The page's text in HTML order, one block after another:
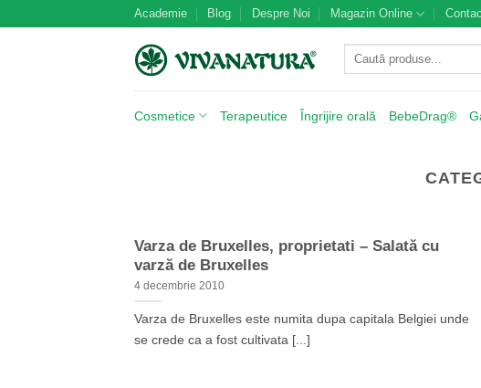
Academie Blog Despre Noi Magazin Online
Caută
Cosmetice Terapeutice Îngrijire orală BebeDrag®
Varza de Bruxelles, proprietati – Salată cu
varză de Bruxelles
4 decembrie 2010
Varza de Bruxelles este numita dupa capitala Belgiei unde
se crede ca a fost cultivata [...]